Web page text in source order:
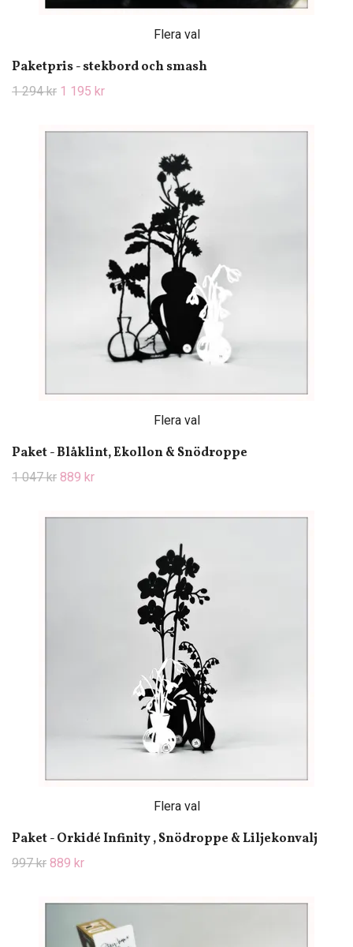
Flera val
Paketpris - stekbord och smash
1 294 kr 1 195 kr
Flera val
Paket - Blåklint, Ekollon & Snödroppe
1 047 kr 889 kr
Flera val
Paket - Orkidé Infinity , Snödroppe & Liljekonvalj
997 kr 889 kr